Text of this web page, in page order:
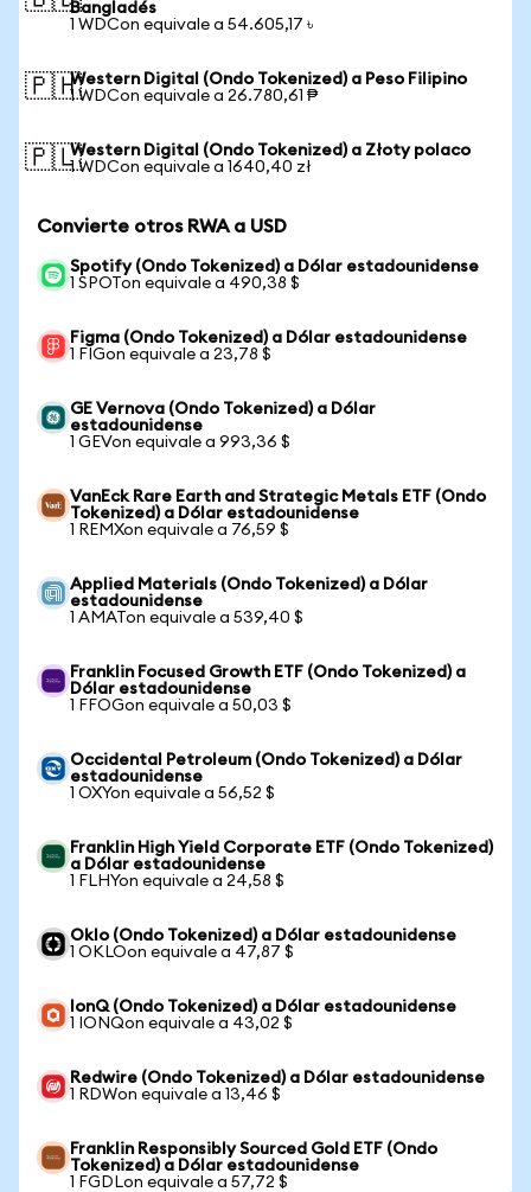
Bangladés
1 WDCon equivale a 54.605,17 ৳
🇵🇭Western Digital (Ondo Tokenized) a Peso Filipino
1 WDCon equivale a 26.780,61 ₱
🇵🇱Western Digital (Ondo Tokenized) a Złoty polaco
1 WDCon equivale a 1640,40 zł
Convierte otros RWA a USD
Spotify (Ondo Tokenized) a Dólar estadounidense
1 SPOTon equivale a 490,38 $
Figma (Ondo Tokenized) a Dólar estadounidense
1 FIGon equivale a 23,78 $
GE Vernova (Ondo Tokenized) a Dólar
estadounidense
1 GEVon equivale a 993,36 $
VanEck Rare Earth and Strategic Metals ETF (Ondo
Tokenized) a Dólar estadounidense
1 REMXon equivale a 76,59 $
Applied Materials (Ondo Tokenized) a Dólar
estadounidense
1 AMATon equivale a 539,40 $
Franklin Focused Growth ETF (Ondo Tokenized) a
Dólar estadounidense
1 FFOGon equivale a 50,03 $
Occidental Petroleum (Ondo Tokenized) a Dólar
estadounidense
1 OXYon equivale a 56,52 $
Franklin High Yield Corporate ETF (Ondo Tokenized)
a Dólar estadounidense
1 FLHYon equivale a 24,58 $
Oklo (Ondo Tokenized) a Dólar estadounidense
1 OKLOon equivale a 47,87 $
IonQ (Ondo Tokenized) a Dólar estadounidense
1 IONQon equivale a 43,02 $
Redwire (Ondo Tokenized) a Dólar estadounidense
1 RDWon equivale a 13,46 $
Franklin Responsibly Sourced Gold ETF (Ondo
Tokenized) a Dólar estadounidense
1 FGDLon equivale a 57,72 $